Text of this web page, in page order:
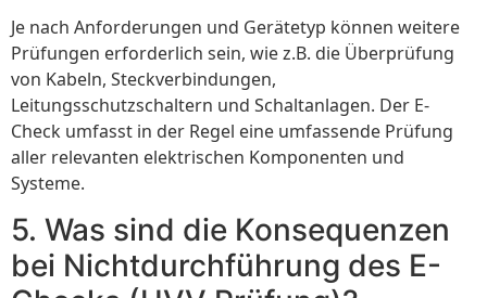
Je nach Anforderungen und Gerätetyp können weitere
Prüfungen erforderlich sein, wie z.B. die Überprüfung
von Kabeln, Steckverbindungen,
Leitungsschutzschaltern und Schaltanlagen. Der E-
Check umfasst in der Regel eine umfassende Prüfung
aller relevanten elektrischen Komponenten und
Systeme.
5. Was sind die Konsequenzen
bei Nichtdurchführung des E-